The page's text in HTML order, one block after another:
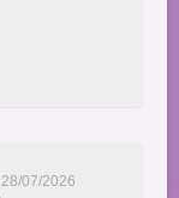
28/07/2026